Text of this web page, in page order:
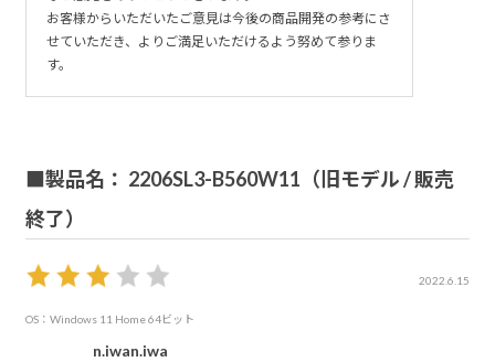
お客様からいただいたご意見は今後の商品開発の参考にさ
せていただき、よりご満足いただけるよう努めて参りま
す。
■製品名： 2206SL3-B560W11（旧モデル / 販売
終了）
2022.6.15
OS：Windows 11 Home 64ビット
n.iwan.iwa